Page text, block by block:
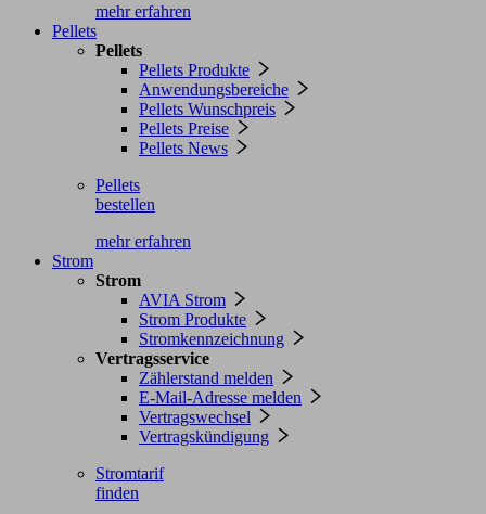
mehr erfahren
Pellets
Pellets
Pellets Produkte
Anwendungsbereiche
Pellets Wunschpreis
Pellets Preise
Pellets News
Pellets
bestellen
mehr erfahren
Strom
Strom
AVIA Strom
Strom Produkte
Stromkennzeichnung
Vertragsservice
Zählerstand melden
E-Mail-Adresse melden
Vertragswechsel
Vertragskündigung
Stromtarif
finden